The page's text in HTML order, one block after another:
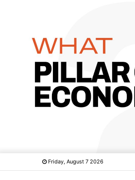
Friday, August 7 2026